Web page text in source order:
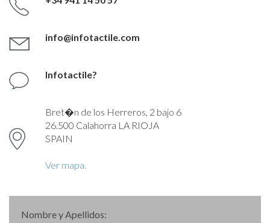
13/01/2017
TICKETING EN FITUR
DISPOSITIVO DE EXTERIOR EN
CALAHORRA
23/12/2016
DISPOSITIVOS INFOTACTILE EN
info@infotactile.com
Infotactile?
Bret�n de los Herreros, 2 bajo 6
26.500 Calahorra LA RIOJA
SPAIN
Ver mapa.
Nombre y Apellidos: